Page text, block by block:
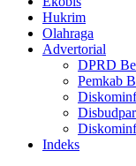
Hukrim
Olahraga
Advertorial
DPRD
Pemkab
Indeks